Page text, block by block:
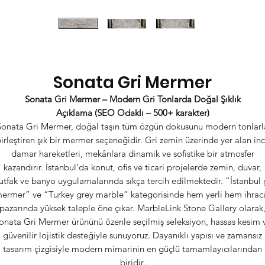
Sonata Gri Mermer
Sonata Gri Mermer – Modern Gri Tonlarda Doğal Şıklık
Açıklama (SEO Odaklı – 500+ karakter)
Gri Mermer, doğal taşın tüm özgün dokusunu modern
şık bir mermer seçeneğidir. Gri zemin üzerinde yer alan
damar hareketleri, mekânlara dinamik ve sofistike bir atmosfer
kazandırır. İstanbul’da konut, ofis ve ticari projelerde zemin, duvar,
ve banyo uygulamalarında sıkça tercih edilmektedir. “İstanbul
ve “Turkey grey marble” kategorisinde hem yerli hem
pazarında yüksek taleple öne çıkar. MarbleLink Stone Gallery olarak,
Gri Mermer ürününü özenle seçilmiş seleksiyon, hassas kesim
güvenilir lojistik desteğiyle sunuyoruz. Dayanıklı yapısı ve zamansız
tasarım çizgisiyle modern mimarinin en güçlü tamamlayıcılarından
biridir.